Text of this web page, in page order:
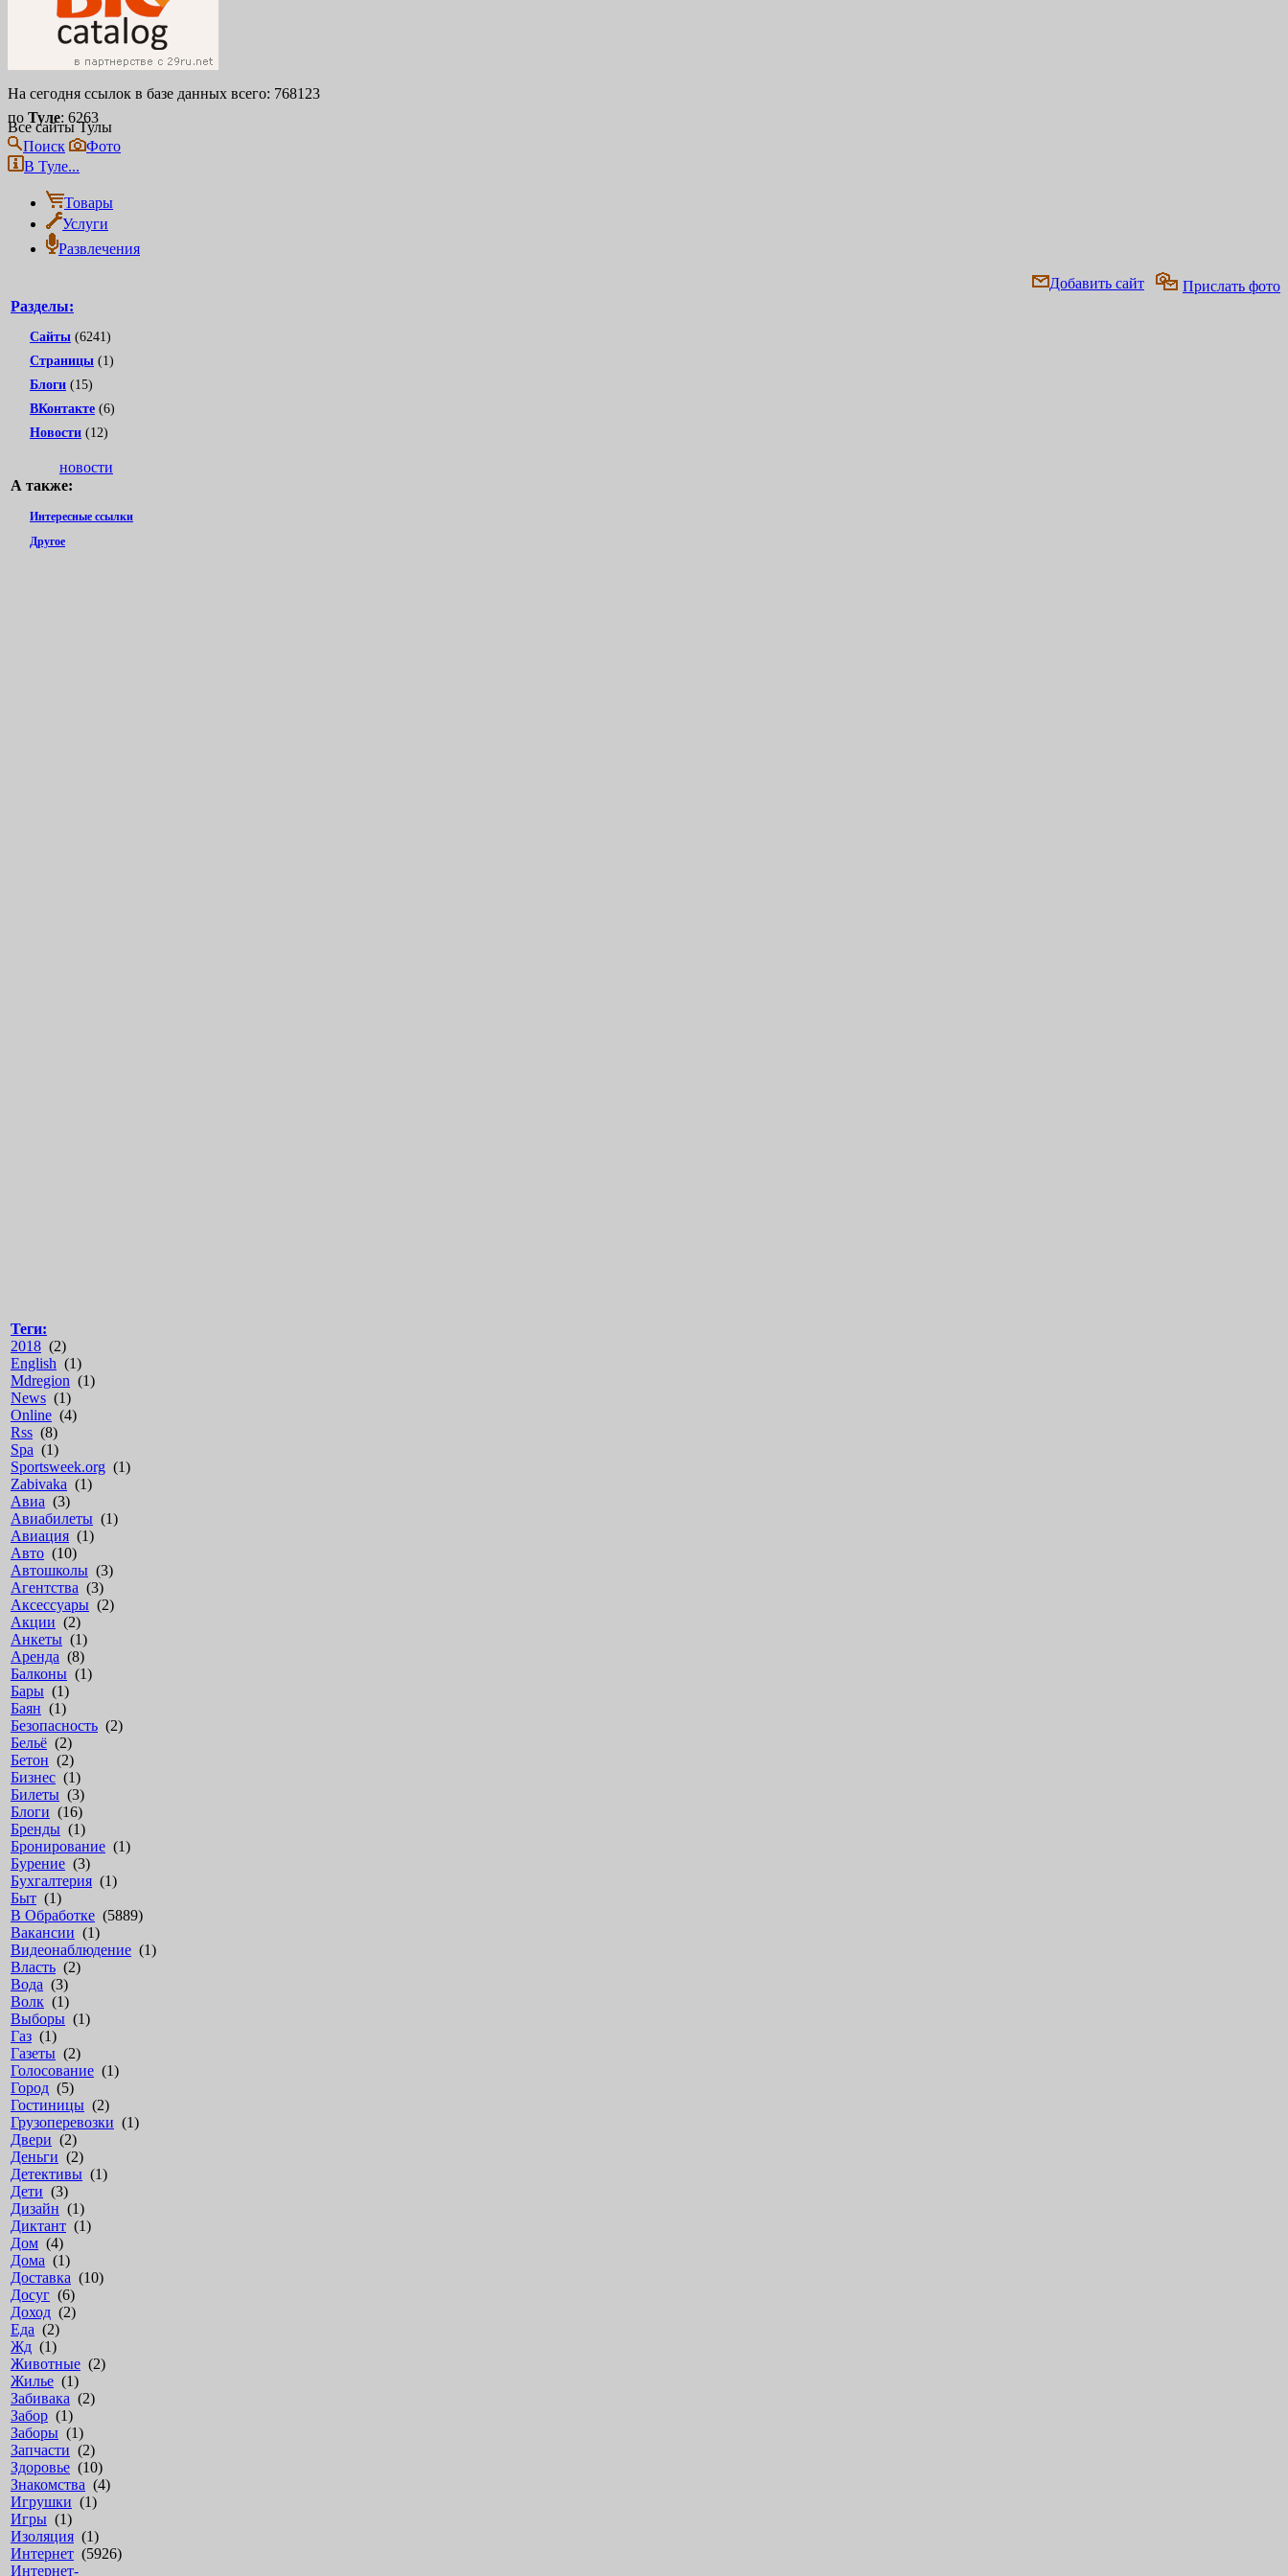
На сегодня ссылок в базе данных всего: 768123
по Туле: 6263
Все сайты Тулы
Поиск
Фото
В Туле...
Товары
Услуги
Развлечения
Прислать фото
Добавить сайт
Разделы:
Сайты (6241)
Страницы (1)
Блоги (15)
ВКонтакте (6)
Новости (12)
новости
А также:
Интересные ссылки
Другое
Теги:
2018 (2)
English (1)
Mdregion (1)
News (1)
Online (4)
Rss (8)
Spa (1)
Sportsweek.org (1)
Zabivaka (1)
Авиа (3)
Авиабилеты (1)
Авиация (1)
Авто (10)
Автошколы (3)
Агентства (3)
Аксессуары (2)
Акции (2)
Анкеты (1)
Аренда (8)
Балконы (1)
Бары (1)
Баян (1)
Безопасность (2)
Бельё (2)
Бетон (2)
Бизнес (1)
Билеты (3)
Блоги (16)
Бренды (1)
Бронирование (1)
Бурение (3)
Бухгалтерия (1)
Быт (1)
В Обработке (5889)
Вакансии (1)
Видеонаблюдение (1)
Власть (2)
Вода (3)
Волк (1)
Выборы (1)
Газ (1)
Газеты (2)
Голосование (1)
Город (5)
Гостиницы (2)
Грузоперевозки (1)
Двери (2)
Деньги (2)
Детективы (1)
Дети (3)
Дизайн (1)
Диктант (1)
Дом (4)
Дома (1)
Доставка (10)
Досуг (6)
Доход (2)
Еда (2)
Жд (1)
Животные (2)
Жилье (1)
Забивака (2)
Забор (1)
Заборы (1)
Запчасти (2)
Здоровье (10)
Знакомства (4)
Игрушки (1)
Игры (1)
Изоляция (1)
Интернет (5926)
Интернет-